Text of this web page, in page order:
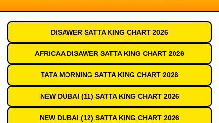
DISAWER SATTA KING CHART 2026
AFRICAA DISAWER SATTA KING CHART 2026
TATA MORNING SATTA KING CHART 2026
NEW DUBAI (11) SATTA KING CHART 2026
NEW DUBAI (12) SATTA KING CHART 2026